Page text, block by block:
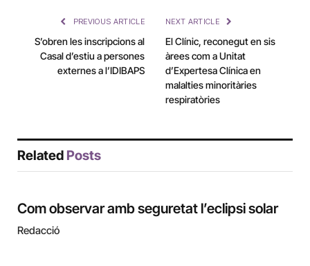
PREVIOUS ARTICLE
S’obren les inscripcions al
Casal d’estiu a persones
externes a l’IDIBAPS
NEXT ARTICLE
El Clínic, reconegut en sis
àrees com a Unitat
d’Expertesa Clínica en
malalties minoritàries
respiratòries
Related Posts
Com observar amb seguretat l’eclipsi solar
Redacció